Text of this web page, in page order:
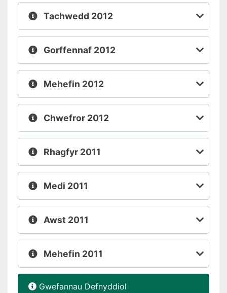
Tachwedd 2012
Gorffennaf 2012
Mehefin 2012
Chwefror 2012
Rhagfyr 2011
Medi 2011
Awst 2011
Mehefin 2011
Gwefannau Defnyddiol